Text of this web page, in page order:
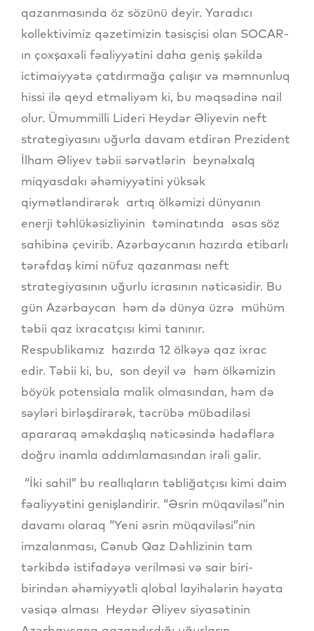
qazanmasında öz sözünü deyir. Yaradıcı
kollektivimiz qəzetimizin təsisçisi olan SOCAR-
ın çoxşaxəli fəaliyyətini daha geniş şəkildə
ictimaiyyətə çatdırmağa çalışır və məmnunluq
hissi ilə qeyd etməliyəm ki, bu məqsədinə nail
olur. Ümummilli Lideri Heydər Əliyevin neft
strategiyasını uğurla davam etdirən Prezident
İlham Əliyev təbii sərvətlərin beynəlxalq
miqyasdakı əhəmiyyətini yüksək
qiymətləndirərək artıq ölkəmizi dünyanın
enerji təhlükəsizliyinin təminatında əsas söz
sahibinə çevirib. Azərbaycanın hazırda etibarlı
tərəfdaş kimi nüfuz qazanması neft
strategiyasının uğurlu icrasının nəticəsidir. Bu
gün Azərbaycan həm də dünya üzrə mühüm
təbii qaz ixracatçısı kimi tanınır.
Respublikamız hazırda 12 ölkəyə qaz ixrac
edir. Təbii ki, bu, son deyil və həm ölkəmizin
böyük potensiala malik olmasından, həm də
səyləri birləşdirərək, təcrübə mübadiləsi
apararaq əməkdaşlıq nəticəsində hədəflərə
doğru inamla addımlamasından irəli gəlir.
“İki sahil” bu reallıqların təbliğatçısı kimi daim
fəaliyyətini genişləndirir. “Əsrin müqaviləsi”nin
davamı olaraq “Yeni əsrin müqaviləsi”nin
imzalanması, Cənub Qaz Dəhlizinin tam
tərkibdə istifadəyə verilməsi və sair biri-
birindən əhəmiyyətli qlobal layihələrin həyata
vəsiqə alması Heydər Əliyev siyasətinin